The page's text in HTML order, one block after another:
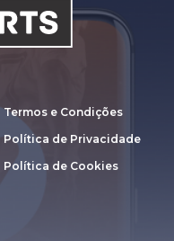
Termos e Condições
Política de Privacidade
Política de Cookies